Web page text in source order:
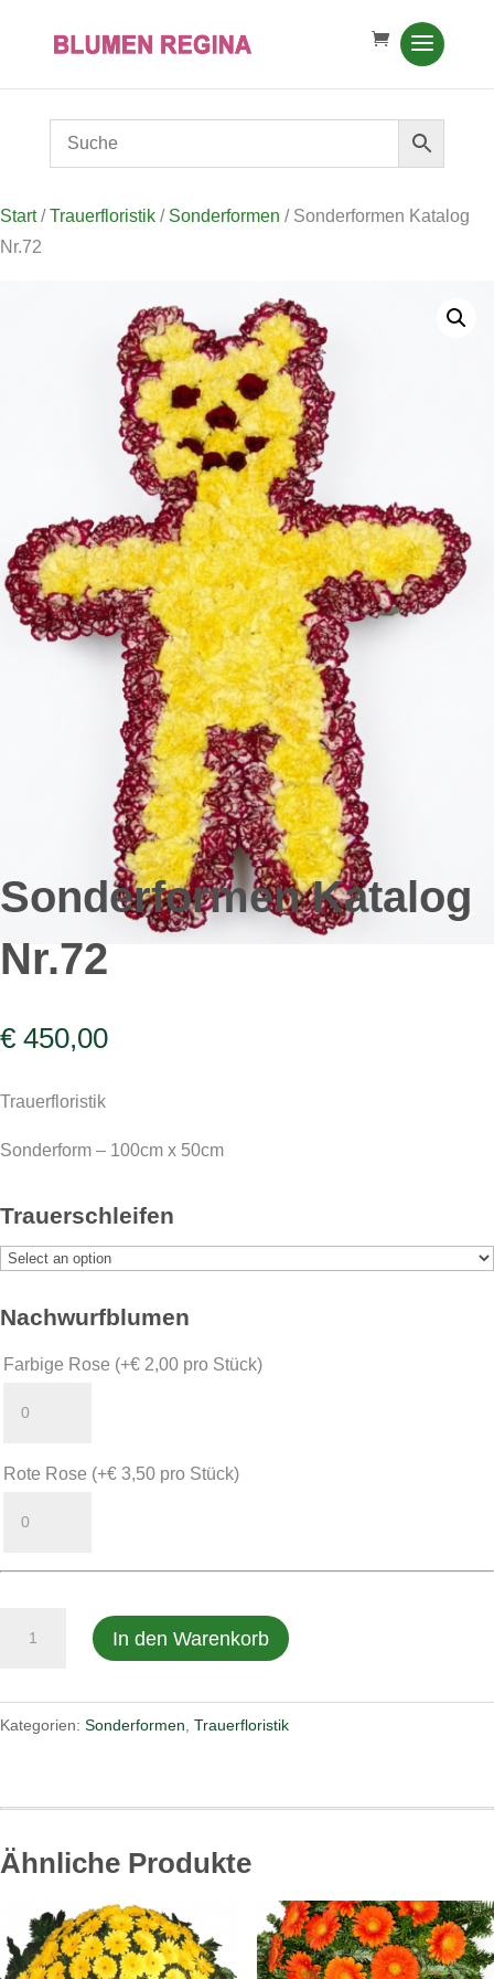
Start/Trauerfloristik / Sonderformen / Sonderformen Katalog
Nr.72
Sonderformen Katalog
Nr.72
€ 450,00
Trauerfloristik
Sonderform – 100cm x 50cm
Trauerschleifen
Nachwurfblumen
Farbige Rose (+€ 2,00 pro Stück)
Rote Rose (+€ 3,50 pro Stück)
Sonderformen
In den Warenkorb
Kategorien: Sonderformen Trauerfloristik
Ähnliche Produkte